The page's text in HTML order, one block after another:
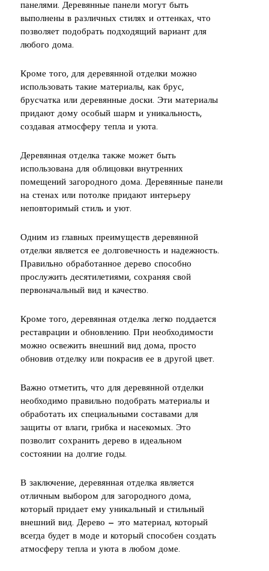
панелями. Деревянные панели могут быть
выполнены в различных стилях и оттенках, что
позволяет подобрать подходящий вариант для
любого дома.
Кроме того, для деревянной отделки можно
использовать такие материалы, как брус,
брусчатка или деревянные доски. Эти материалы
придают дому особый шарм и уникальность,
создавая атмосферу тепла и уюта.
Деревянная отделка также может быть
использована для облицовки внутренних
помещений загородного дома. Деревянные панели
на стенах или потолке придают интерьеру
неповторимый стиль и уют.
Одним из главных преимуществ деревянной
отделки является ее долговечность и надежность.
Правильно обработанное дерево способно
прослужить десятилетиями, сохраняя свой
первоначальный вид и качество.
Кроме того, деревянная отделка легко поддается
реставрации и обновлению. При необходимости
можно освежить внешний вид дома, просто
обновив отделку или покрасив ее в другой цвет.
Важно отметить, что для деревянной отделки
необходимо правильно подобрать материалы и
обработать их специальными составами для
защиты от влаги, грибка и насекомых. Это
позволит сохранить дерево в идеальном
состоянии на долгие годы.
В заключение, деревянная отделка является
отличным выбором для загородного дома,
который придает ему уникальный и стильный
внешний вид. Дерево — это материал, который
всегда будет в моде и который способен создать
атмосферу тепла и уюта в любом доме.